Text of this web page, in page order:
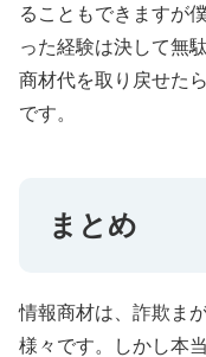
ることもできますが
った経験は決して無
商材代を取り戻せた
です。
まとめ
情報商材は、詐欺ま
様々です。しかし本